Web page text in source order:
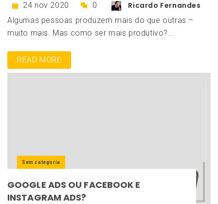
24 nov 2020 0 Ricardo Fernandes
Algumas pessoas produzem mais do que outras –
muito mais. Mas como ser mais produtivo?...
READ MORE
Sem categoria
GOOGLE ADS OU FACEBOOK E
INSTAGRAM ADS?